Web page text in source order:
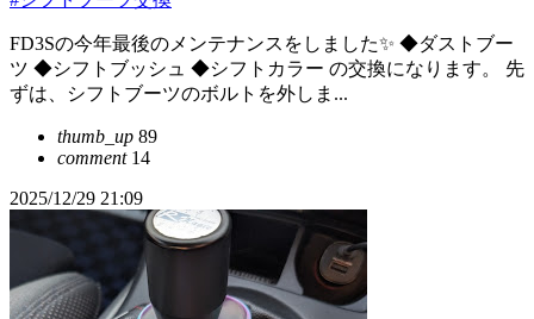
FD3Sの今年最後のメンテナンスをしました✨️ ◆ダストブー
ツ ◆シフトブッシュ ◆シフトカラー の交換になります。 先
ずは、シフトブーツのボルトを外しま...
thumb_up 89
comment14
2025/12/29 21:09